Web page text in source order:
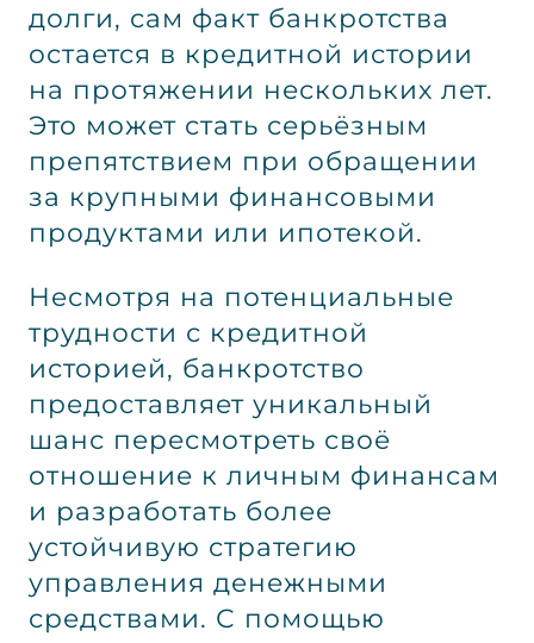
долги, сам факт банкротства
остается в кредитной истории
на протяжении нескольких лет.
Это может стать серьёзным
препятствием при обращении
за крупными финансовыми
продуктами или ипотекой.
Несмотря на потенциальные
трудности с кредитной
историей, банкротство
предоставляет уникальный
шанс пересмотреть своё
отношение к личным финансам
и разработать более
устойчивую стратегию
управления денежными
средствами. С помощью